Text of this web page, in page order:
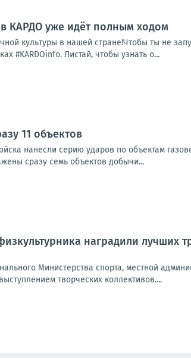
КАРДО уже идёт полным ходом
культуры в нашей стране!Чтобы ты не
#KARDOinfo. Листай, чтобы узнать о...
11 объектов
нанесли серию ударов по объектам
сразу семь объектов добычи...
наградили лучших
Министерства спорта, местной
творческих коллективов....